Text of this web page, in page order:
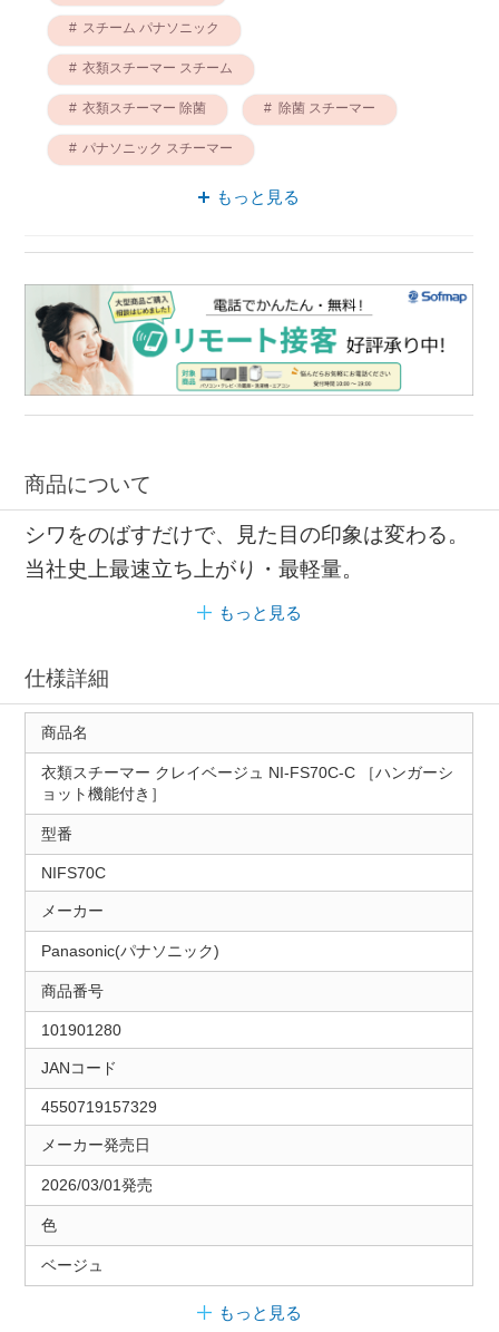
スチーム パナソニック
衣類スチーマー スチーム
衣類スチーマー 除菌 除菌 スチーマー
パナソニック スチーマー
スチーマー 脱臭
もっと見る
商品について
シワをのばすだけで、見た目の印象は変わる。
当社史上最速立ち上がり・最軽量。
もっと見る
仕様詳細
商品名
衣類スチーマー クレイベージュ NI-FS70C-C ［ハンガーシ
ョット機能付き］
型番
NIFS70C
メーカー
Panasonic(パナソニック)
商品番号
101901280
JANコード
4550719157329
メーカー発売日
2026/03/01発売
色
ベージュ
もっと見る